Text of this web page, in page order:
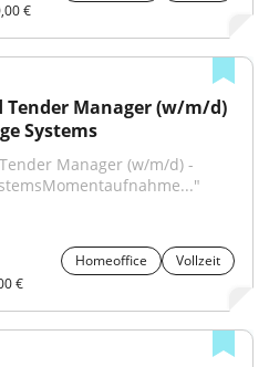
€
Tender Manager (w/m/d)
Systems
Manager (w/m/d) -
Homeoffice
Vollzeit
€